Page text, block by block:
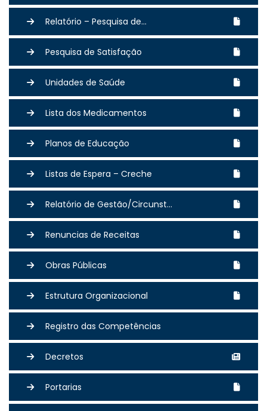
Relatório – Pesquisa de...
Pesquisa de Satisfação
Unidades de Saúde
Lista dos Medicamentos
Planos de Educação
Listas de Espera – Creche
Relatório de Gestão/Circunst...
Renuncias de Receitas
Obras Públicas
Estrutura Organizacional
Registro das Competências
Decretos
Portarias